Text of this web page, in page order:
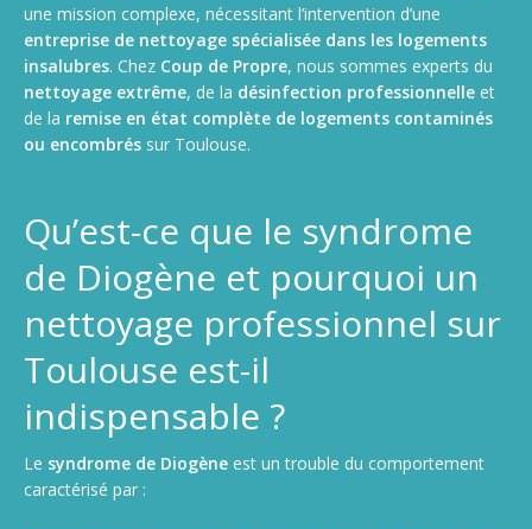
une mission complexe, nécessitant l’intervention d’une
entreprise de nettoyage spécialisée dans les logements
insalubres. Chez Coup de Propre, nous sommes experts du
nettoyage extrême, de la désinfection professionnelle et
de la remise en état complète de logements contaminés
ou encombrés sur Toulouse.
Qu’est-ce que le syndrome
de Diogène et pourquoi un
nettoyage professionnel sur
Toulouse est-il
indispensable ?
Le syndrome de Diogène est un trouble du comportement
caractérisé par :